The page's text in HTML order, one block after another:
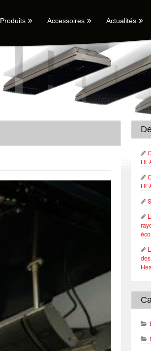
Produits Accessoires Actualités